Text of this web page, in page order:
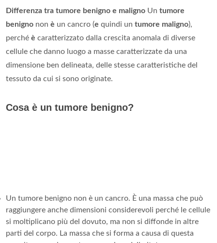
Differenza tra tumore benigno e maligno Un tumore
benigno non è un cancro (e quindi un tumore maligno),
perché è caratterizzato dalla crescita anomala di diverse
cellule che danno luogo a masse caratterizzate da una
dimensione ben delineata, delle stesse caratteristiche del
tessuto da cui si sono originate.
Cosa è un tumore benigno?
Un tumore benigno non è un cancro. È una massa che può
raggiungere anche dimensioni considerevoli perché le cellule
si moltiplicano più del dovuto, ma non si diffonde in altre
parti del corpo. La massa che si forma a causa di questa